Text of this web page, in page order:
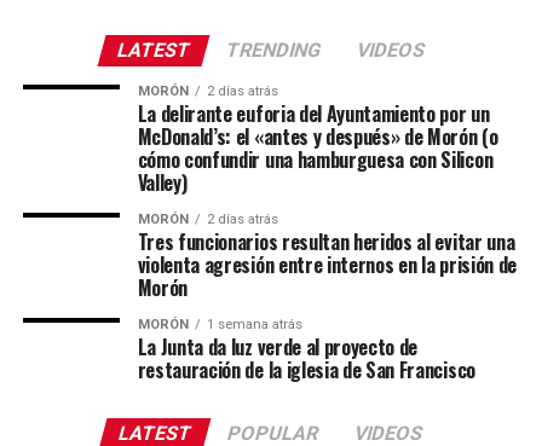
LATEST TRENDING VIDEOS
MORÓN 2 días atrás
La delirante euforia del Ayuntamiento por un
McDonald’s: el «antes y después» de Morón (o
cómo confundir una hamburguesa con Silicon
Valley)
MORÓN 2 días atrás
Tres funcionarios resultan heridos al evitar una
violenta agresión entre internos en la prisión de
Morón
MORÓN 1 semana atrás
La Junta da luz verde al proyecto de
restauración de la iglesia de San Francisco
LATEST POPULAR VIDEOS